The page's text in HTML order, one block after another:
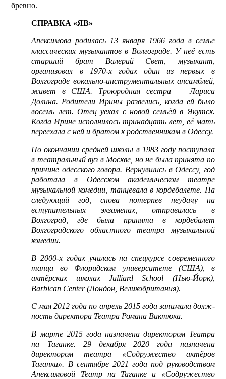
бревно.
СПРАВКА «ЯВ»
Апексимова родилась 13 января 1966 года в семье
классических музыкантов в Волгограде. У неё есть
старший брат Валерий Свет, музыкант,
организовал в 1970-х годах один из первых в
Волгограде вокально-инструментальных ансамблей,
живет в США. Троюродная сестра — Лариса
Долина. Родители Ирины развелись, когда ей было
восемь лет. Отец уехал с новой семьёй в Якутск.
Когда Ирине исполнилось тринадцать лет, её мать
переехала с ней и братом к родственникам в Одессу.
По окончании средней школы в 1983 году поступала
в театральный вуз в Москве, но не была принята по
причине одесского говора. Вернувшись в Одессу, год
работала в Одесском академическом театре
музыкальной комедии, танцевала в кордебалете. На
следующий год, снова потерпев неудачу на
вступительных экзаменах, отправилась в
Волгоград, где была принята в кордебалет
Волгоградского областного театра музыкальной
комедии.
В 2000-х годах училась на спецкурсе современного
танца во Флоридском университете (США), в
актёрских школах Julliard School (Нью-Йорк),
Barbican Center (Лондон, Великобритания).
С мая 2012 года по апрель 2015 года занимала долж­
ность директора Театра Романа Виктюка.
В марте 2015 года назначена директором Театра
на Таганке. 29 декабря 2020 года назначена
директором театра «Содружество актёров
Таганки». В сентябре 2021 года под руководством
Апексимовой Театр на Таганке и «Содружество